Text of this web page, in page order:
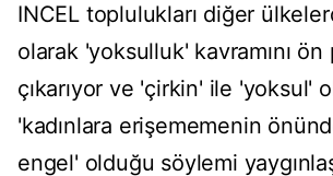
INCEL toplulukları diğer
olarak 'yoksulluk' kavramını ön
çıkarıyor ve 'çirkin' ile 'yoksul'
'kadınlara erişememenin
engel' olduğu söylemi